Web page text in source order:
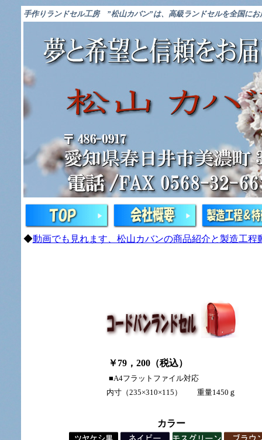
手作りランドセル工房 ”松山カバン”は、高級ランドセルを全国に
◆動画でも見れます、松山カバンの商品紹介と製造工程
￥79，200（税込）
■A4フラットファイル対応
内寸（235×310×115） 重量1450ｇ
カラー